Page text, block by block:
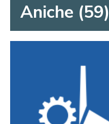
Aniche (59)